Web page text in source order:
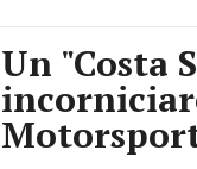
Un "Costa